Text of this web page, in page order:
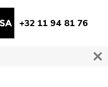
+32 11 94 81 76